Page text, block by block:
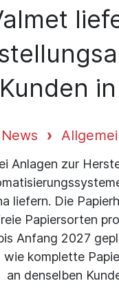
Kunden
News
Anlagen zur
liefern. Die
Papiersorten
Anfang 2027
wie komplette
an denselben